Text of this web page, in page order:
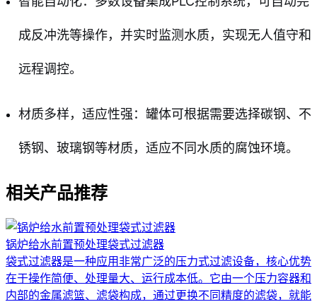
成反冲洗等操作，并实时监测水质，实现无人值守和
远程调控。
材质多样，适应性强：罐体可根据需要选择碳钢、不
锈钢、玻璃钢等材质，适应不同水质的腐蚀环境。
相关产品推荐
锅炉给水前置预处理袋式过滤器
袋式过滤器是一种应用非常广泛的压力式过滤设备，核心优势
在于操作简便、处理量大、运行成本低。它由一个压力容器和
内部的金属滤篮、滤袋构成，通过更换不同精度的滤袋，就能